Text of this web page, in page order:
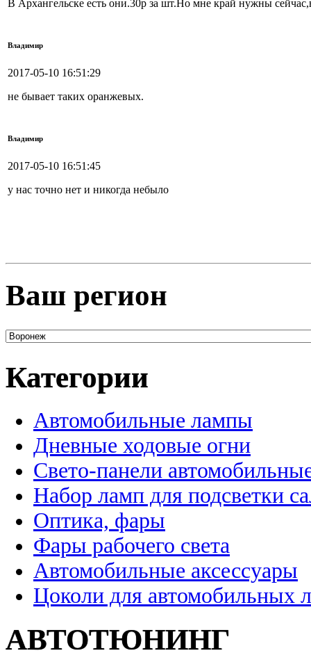
В Архангельске есть они.30р за шт.Но мне край нужны
Владимир
2017-05-10 16:51:29
не бывает таких оранжевых.
Владимир
2017-05-10 16:51:45
у нас точно нет и никогда небыло
Ваш регион
Категории
Автомобильные лампы
Дневные ходовые огни
Свето-панели
Набор ламп для подсветки
Оптика, фары
Фары рабочего света
Автомобильные аксессуары
Цоколи для автомобильных
АВТОТЮНИНГ